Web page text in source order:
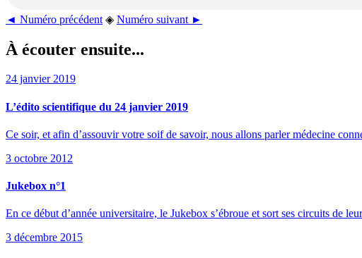
◄ Numéro précédent ◈ Numéro suivant ►
À écouter ensuite...
24 janvier 2019
L’édito scientifique du 24 janvier 2019
Ce soir, et afin d’assouvir votre soif de savoir, nous allons parler médecine
3 octobre 2012
Jukebox n°1
En ce début d’année universitaire, le Jukebox s’ébroue et sort ses circuits de
3 décembre 2015